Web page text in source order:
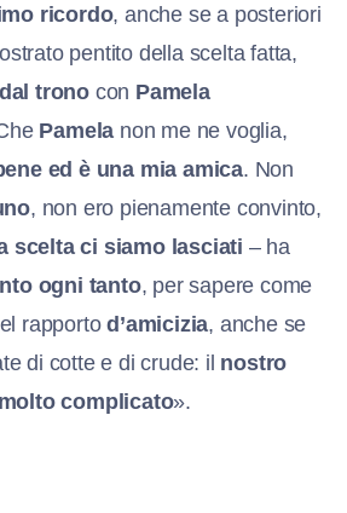
ricordo, anche se a posteriori
pentito della scelta fatta,
trono con Pamela
Pamela non me ne voglia,
ed è una mia amica. Non
, non ero pienamente convinto,
scelta ci siamo lasciati – ha
ogni tanto, per sapere come
rapportod’amicizia, anche se
di cotte e di crude: il nostro
complicato».